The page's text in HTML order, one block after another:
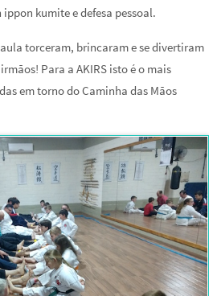
kumite e defesa pessoal.
torceram, brincaram e se divertiram
Para a AKIRS isto é o mais
em torno do Caminha das Mãos